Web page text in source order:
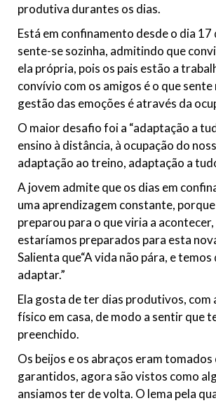
produtiva durantes os dias.
Está em confinamento desde o dia 17
sente-se sozinha, admitindo que
ela própria, pois os pais estão a
convívio com os amigos é o que sente
gestão das emoções é através da
O maior desafio foi a “adaptação a
ensino à distância, à ocupação do
adaptação ao treino, adaptação a
A jovem admite que os dias em
uma aprendizagem constante,
preparou para o que viria a acontecer,
estaríamos preparados para esta
Salienta que“A vida não pára, e temos
adaptar.”
Ela gosta de ter dias produtivos, com
físico em casa, de modo a sentir que
preenchido.
Os beijos e os abraços eram tomados
garantidos, agora são vistos como
ansiamos ter de volta. O lema pela